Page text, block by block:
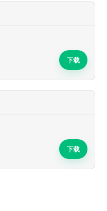
下载
下载